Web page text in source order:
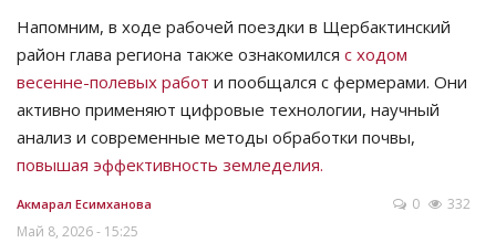
Напомним, в ходе рабочей поездки в Щербактинский
район глава региона также ознакомился с ходом
весенне-полевых работ и пообщался с фермерами. Они
активно применяют цифровые технологии, научный
анализ и современные методы обработки почвы,
повышая эффективность земледелия.
Акмарал Есимханова
Май 8, 2026 - 15:25
0 332